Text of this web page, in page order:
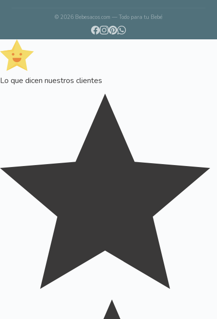
© 2026 Bebesacos.com — Todo para tu Bebé
Lo que dicen nuestros clientes